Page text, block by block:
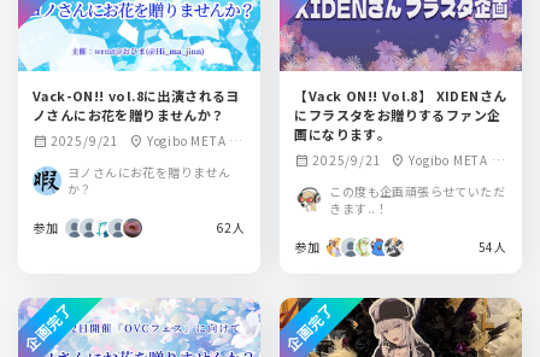
Vack-ON!! vol.8に出演されるヨ
ノさんにお花を贈りませんか？
calendar_month 2025/9/21 location_on Yogibo META V
ALLEY
ヨノさんにお花を贈りません
か？
参加 62人
【Vack ON!! Vol.8】 XIDENさん
にフラスタをお贈りするファン企
画になります。
calendar_month 2025/9/21 location_on Yogibo META V
この度も企画頑張らせていただ
きます..！
参加 54人
企画完了 企画完了